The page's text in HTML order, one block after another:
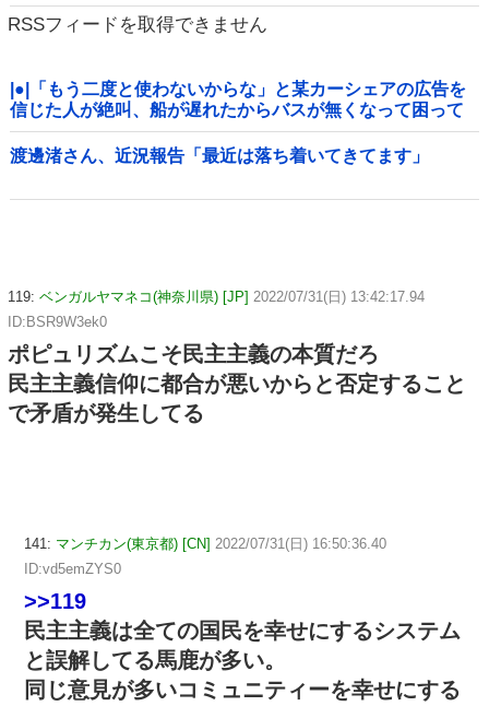
RSSフィードを取得できません
|●|「もう二度と使わないからな」と某カーシェアの広告を
信じた人が絶叫、船が遅れたからバスが無くなって困って
たりこの看板が…
渡邊渚さん、近況報告「最近は落ち着いてきてます」
119: ベンガルヤマネコ(神奈川県) [JP] 2022/07/31(日) 13:42:17.94
ID:BSR9W3ek0
ポピュリズムこそ民主主義の本質だろ
民主主義信仰に都合が悪いからと否定すること
で矛盾が発生してる
141: マンチカン(東京都) [CN] 2022/07/31(日) 16:50:36.40
ID:vd5emZYS0
>>119
民主主義は全ての国民を幸せにするシステム
と誤解してる馬鹿が多い。
同じ意見が多いコミュニティーを幸せにする